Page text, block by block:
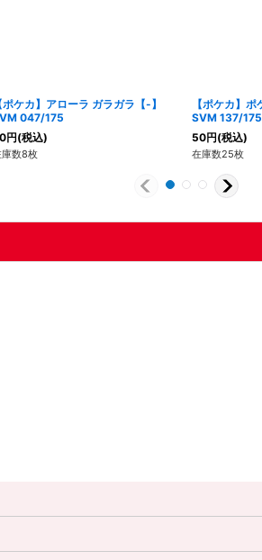
ポケカ】アローラ ガラガラ【-】
047/175
円(税込)
庫数8枚
【ポケカ】
SVM 137/175
50円(税込)
在庫数25枚